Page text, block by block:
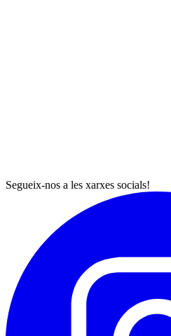
Segueix-nos a les xarxes socials!